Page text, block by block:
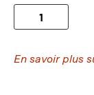
En savoir plus